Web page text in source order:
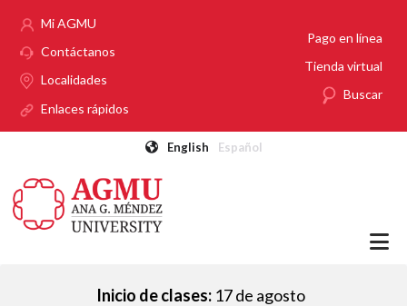
Mi AGMU
Contáctanos
Localidades
Enlaces rápidos
Pago en línea
Tienda virtual
Buscar
English Español
Inicio de clases: 17 de agosto